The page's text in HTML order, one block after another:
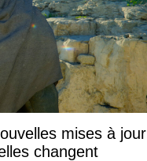
mises à jour
changent